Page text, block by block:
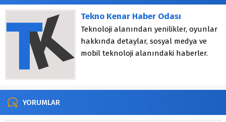
Tekno Kenar Haber Odası
Teknoloji alanından yenilikler, oyunlar
hakkında detaylar, sosyal medya ve
mobil teknoloji alanındaki haberler.
YORUMLAR